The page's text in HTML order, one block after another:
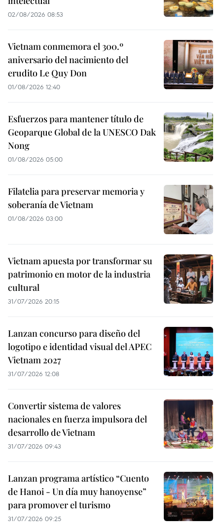
02/08/2026 08:53
Vietnam conmemora el 300.º
aniversario del nacimiento del
erudito Le Quy Don
01/08/2026 12:40
Esfuerzos para mantener título de
Geoparque Global de la UNESCO Dak
Nong
01/08/2026 05:00
Filatelia para preservar memoria y
soberanía de Vietnam
01/08/2026 03:00
Vietnam apuesta por transformar su
patrimonio en motor de la industria
cultural
31/07/2026 20:15
Lanzan concurso para diseño del
logotipo e identidad visual del APEC
Vietnam 2027
31/07/2026 12:08
Convertir sistema de valores
nacionales en fuerza impulsora del
desarrollo de Vietnam
31/07/2026 09:43
Lanzan programa artístico “Cuento
de Hanoi - Un día muy hanoyense”
para promover el turismo
31/07/2026 09:25